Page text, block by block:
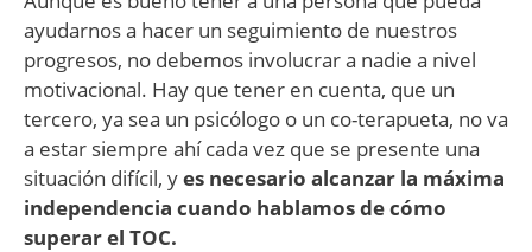
ayudarnos a hacer un seguimiento de nuestros
progresos, no debemos involucrar a nadie a nivel
motivacional. Hay que tener en cuenta, que un
tercero, ya sea un psicólogo o un co-terapueta, no va
a estar siempre ahí cada vez que se presente una
situación difícil, yes necesario alcanzar la máxima
independencia cuando hablamos de cómo
superar el TOC.